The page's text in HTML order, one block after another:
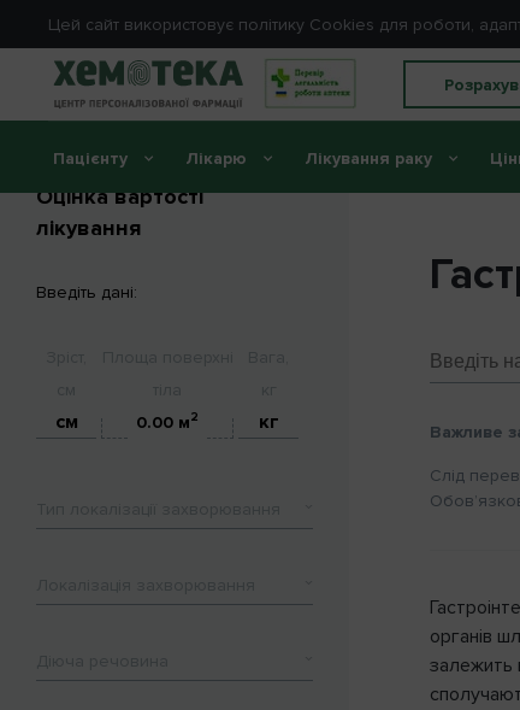
Цей сайт використовує політику Cookies для роботи,
Пацієнту Лікарю Лікування раку
Оцінка вартості
лікування
Введіть дані:
0.00 м2
Важливе
Слід
органів
залежить